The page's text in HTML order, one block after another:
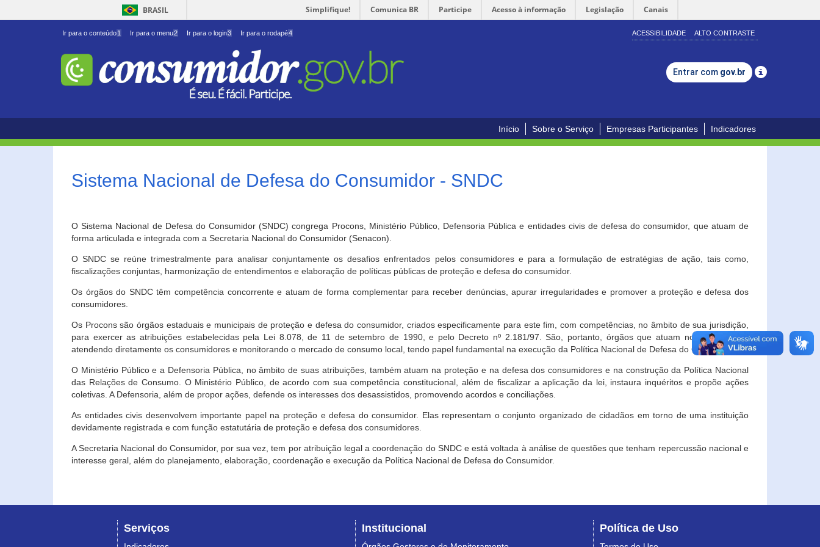
BRASIL Simplifique! Comunica BR Participe Acesso à informação Legislação Canais
Ir para o conteúdo1 Ir para o menu2 Ir para o login3 Ir para o rodapé4 ACESSIBILIDADE ALTO CONTRASTE
Entrar com gov.br
Início Sobre o Serviço Empresas Participantes Indicadores
Sistema Nacional de Defesa do Consumidor - SNDC
O Sistema Nacional de Defesa do Consumidor (SNDC) congrega Procons, Ministério Público, Defensoria Pública e entidades civis de defesa do consumidor, que atuam de
forma articulada e integrada com a Secretaria Nacional do Consumidor (Senacon).
O SNDC se reúne trimestralmente para analisar conjuntamente os desafios enfrentados pelos consumidores e para a formulação de estratégias de ação, tais como,
fiscalizações conjuntas, harmonização de entendimentos e elaboração de políticas públicas de proteção e defesa do consumidor.
Os órgãos do SNDC têm competência concorrente e atuam de forma complementar para receber denúncias, apurar irregularidades e promover a proteção e defesa dos
consumidores.
Os Procons são órgãos estaduais e municipais de proteção e defesa do consumidor, criados especificamente para este fim, com competências, no âmbito de sua jurisdição,
para exercer as atribuições estabelecidas pela Lei 8.078, de 11 de setembro de 1990, e pelo Decreto nº 2.181/97. São, portanto, órgãos que atuam no âmbito local,
atendendo diretamente os consumidores e monitorando o mercado de consumo local, tendo papel fundamental na execução da Política Nacional de Defesa do Consumidor.
O Ministério Público e a Defensoria Pública, no âmbito de suas atribuições, também atuam na proteção e na defesa dos consumidores e na construção da Política Nacional
das Relações de Consumo. O Ministério Público, de acordo com sua competência constitucional, além de fiscalizar a aplicação da lei, instaura inquéritos e propõe ações
coletivas. A Defensoria, além de propor ações, defende os interesses dos desassistidos, promovendo acordos e conciliações.
As entidades civis desenvolvem importante papel na proteção e defesa do consumidor. Elas representam o conjunto organizado de cidadãos em torno de uma instituição
devidamente registrada e com função estatutária de proteção e defesa dos consumidores.
A Secretaria Nacional do Consumidor, por sua vez, tem por atribuição legal a coordenação do SNDC e está voltada à análise de questões que tenham repercussão nacional e
interesse geral, além do planejamento, elaboração, coordenação e execução da Política Nacional de Defesa do Consumidor.
Serviços Institucional Política de Uso